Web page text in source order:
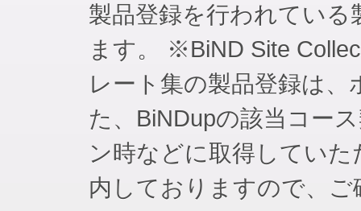
製品登録を行われてい
ます。 ※BiND Site
レート集の製品登録は
た、BiNDupの該当コー
ン時などに取得してい
内しておりますので、